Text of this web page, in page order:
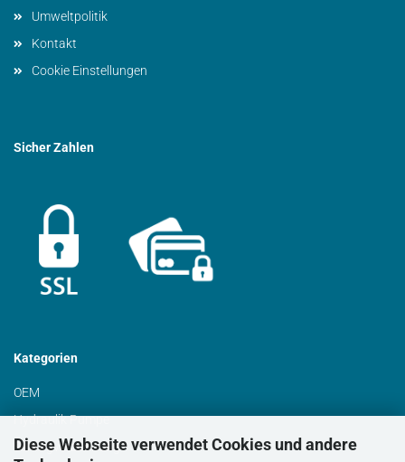
Diese Webseite verwendet Cookies und andere
Umweltpolitik
Kontakt
Cookie Einstellungen
Sicher Zahlen
Kategorien
OEM
Hydraulik Pumpe
Schrägverzahnung